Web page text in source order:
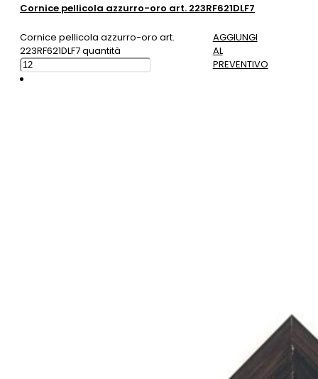
Cornice pellicola azzurro-oro art. 223RF621DLF7
Cornice pellicola azzurro-oro art.
223RF621DLF7 quantità
AGGIUNGI
AL
PREVENTIVO